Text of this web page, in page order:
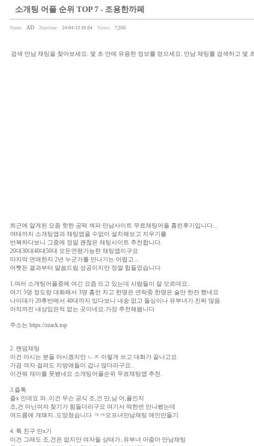
소개팅 어플 순위 TOP 7 - 조­용­한­까­페
Name: AD Datetime: 24-04-13 10:04 Views: 7,350
검색 만남 채팅을 찾아보세요. 몇 초 안에 유용한 정보를 얻으세요. 만남 채팅를 검색하고
최근에 알게된 요즘 핫한 공떡 섹파 만남사이트 무료채팅어플 홈런후기입니다...
여태까지 소개팅앱과 채팅앱을 수없이 설치해보고 지우기를
반복하다보니 그중에 정말 괜찮은 채팅사이트 추천합니다.
20대30대40대50대 모든연령가능한 채팅앱이구요
마지막 연애한지 2년 누군가를 만나기는 어렵고...
어쨋든 결과부터 말씀드림 성공이지만 정말 힘들었습니다
1.여러 소개팅어플중에 여긴 요즘 뜨고 있는데 사람들이 잘 모르데요..
여기 5명 정도랑 대화해서 3명 홈런 치고 한명은 연락중 한명은 술만 한잔 했네요
나이대가 20후반에서 40대까지 있다보니 내숭 없고 돌싱이나 유부녀가 진짜 많음
아직까진 내상입은적 없는 곳이네요.가장 추천해봅니다
주소는 https://zzack.top
2. 랜덤채팅
이건 아시는 분들 아시겠지만 ㄴㅈ 이렇게 쓰고 대화가 끝나고요
가끔 여자 걸려도 지방애들이 겁나 많더라구요..
이건뭐 재미를 못봤네요 소개팅어플순위 무료채팅앱 추천.
3.즐톡
즐x 인데요 와..이건 무슨 공식 조,건 만,남 어,플인지
조,건 아닌여자 찾기가 힘들더라구요 여기서 딱한번 만나봤는데
여드름에 개돼지..도망쳤습니다 ㅋㅋ오프녀만남채팅 애인만들기
4. 톡 친구 만x기
이건 그래도 조,건은 없지만 여자들 상태가..유부녀 아줌마 만남채팅